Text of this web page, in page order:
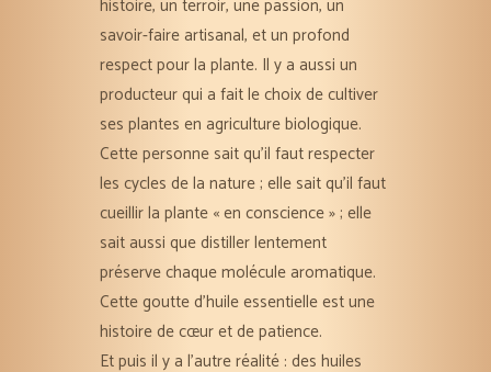
histoire, un terroir, une passion, un
savoir-faire artisanal, et un profond
respect pour la plante. Il y a aussi un
producteur qui a fait le choix de cultiver
ses plantes en agriculture biologique.
Cette personne sait qu’il faut respecter
les cycles de la nature ; elle sait qu’il faut
cueillir la plante « en conscience » ; elle
sait aussi que distiller lentement
préserve chaque molécule aromatique.
Cette goutte d’huile essentielle est une
histoire de cœur et de patience.
Et puis il y a l’autre réalité : des huiles